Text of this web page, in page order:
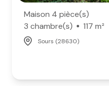
Maison 4 pièce(s)
3 chambre(s)
117 m²
Sours (28630)